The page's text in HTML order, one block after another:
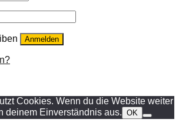
Anmelden
Cookies. Wenn du die Website weiter
deinem Einverständnis aus. OK